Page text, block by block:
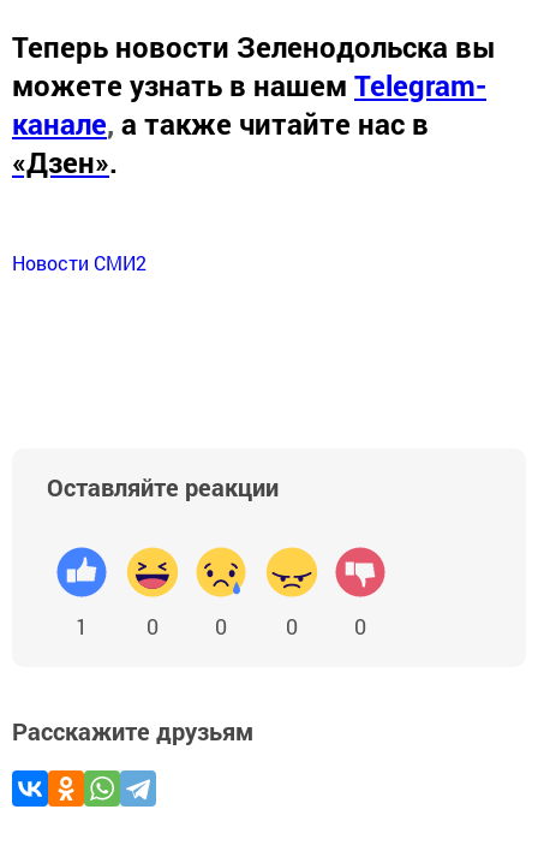
Теперь новости Зеленодольска вы
можете узнать в нашем Telegram-
канале, а также читайте нас в
«Дзен».
Новости СМИ2
Оставляйте реакции
1 0 0 0 0
Расскажите друзьям